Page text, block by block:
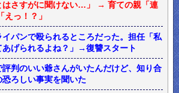
はさすがに聞けない…」 → 育ての親「連
っ！？」
パンで殴られるところだった。担任「私
あげられるよね？」→復讐スタート
判のいい爺さんがいたんだけど、知り合
ろしい事実を聞いた